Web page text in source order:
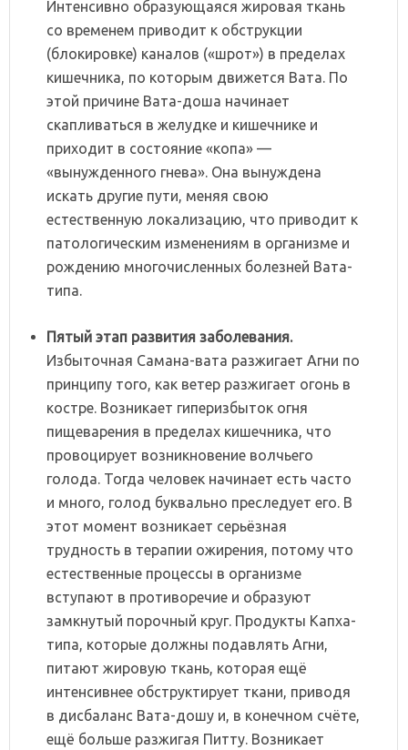
Интенсивно образующаяся жировая ткань
со временем приводит к обструкции
(блокировке) каналов («шрот») в пределах
кишечника, по которым движется Вата. По
этой причине Вата-доша начинает
скапливаться в желудке и кишечнике и
приходит в состояние «копа» —
«вынужденного гнева». Она вынуждена
искать другие пути, меняя свою
естественную локализацию, что приводит к
патологическим изменениям в организме и
рождению многочисленных болезней Вата-
типа.
Пятый этап развития заболевания.
Избыточная Самана-вата разжигает Агни по
принципу того, как ветер разжигает огонь в
костре. Возникает гиперизбыток огня
пищеварения в пределах кишечника, что
провоцирует возникновение волчьего
голода. Тогда человек начинает есть часто
и много, голод буквально преследует его. В
этот момент возникает серьёзная
трудность в терапии ожирения, потому что
естественные процессы в организме
вступают в противоречие и образуют
замкнутый порочный круг. Продукты Капха-
типа, которые должны подавлять Агни,
питают жировую ткань, которая ещё
интенсивнее обструктирует ткани, приводя
в дисбаланс Вата-дошу и, в конечном счёте,
ещё больше разжигая Питту. Возникает